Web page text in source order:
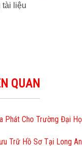
tài liệu
QUAN
Phát Cho Trường Đại
Trữ Hồ Sơ Tại Long